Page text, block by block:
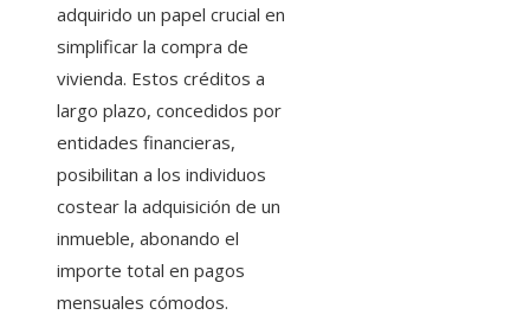
adquirido un papel crucial en
simplificar la compra de
vivienda. Estos créditos a
largo plazo, concedidos por
entidades financieras,
posibilitan a los individuos
costear la adquisición de un
inmueble, abonando el
importe total en pagos
mensuales cómodos.